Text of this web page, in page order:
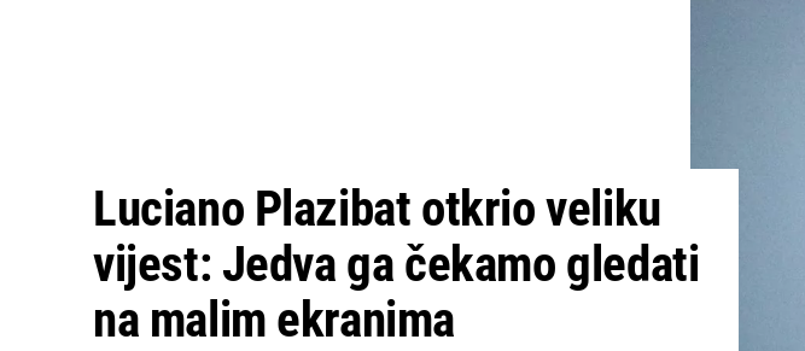
Luciano Plazibat otkrio veliku
vijest: Jedva ga čekamo gledati
na malim ekranima